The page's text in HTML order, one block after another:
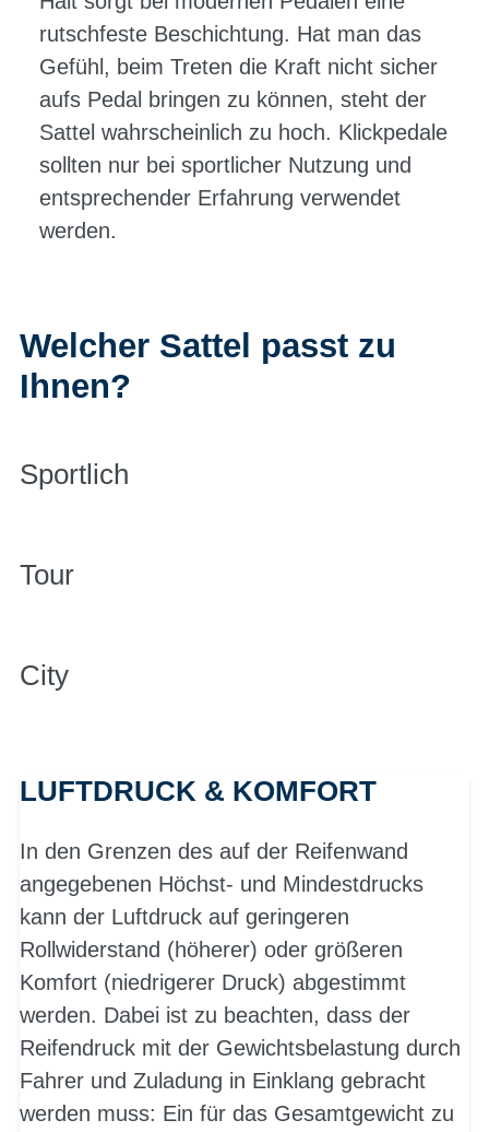
rutschfeste Beschichtung. Hat man das
Gefühl, beim Treten die Kraft nicht sicher
aufs Pedal bringen zu können, steht der
Sattel wahrscheinlich zu hoch. Klickpedale
sollten nur bei sportlicher Nutzung und
entsprechender Erfahrung verwendet
werden.
Welcher Sattel passt zu
Ihnen?
Sportlich
Tour
City
LUFTDRUCK & KOMFORT
In den Grenzen des auf der Reifenwand
angegebenen Höchst- und Mindestdrucks
kann der Luftdruck auf geringeren
Rollwiderstand (höherer) oder größeren
Komfort (niedrigerer Druck) abgestimmt
werden. Dabei ist zu beachten, dass der
Reifendruck mit der Gewichtsbelastung durch
Fahrer und Zuladung in Einklang gebracht
werden muss: Ein für das Gesamtgewicht zu